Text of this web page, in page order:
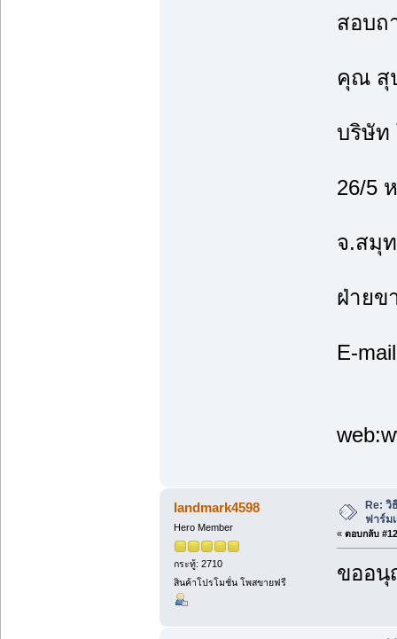
สอบถ
คุณ สุ
บริษัท
26/5
จ.สมุ
ฝ่ายข
E-
landmark4598
Hero Member
กระทู้: 2710
สินค้าโปรโมชั่น โพสขายฟรี
Re: วิ
ฟาร์ม
« ตอบกลับ
ขออนุ